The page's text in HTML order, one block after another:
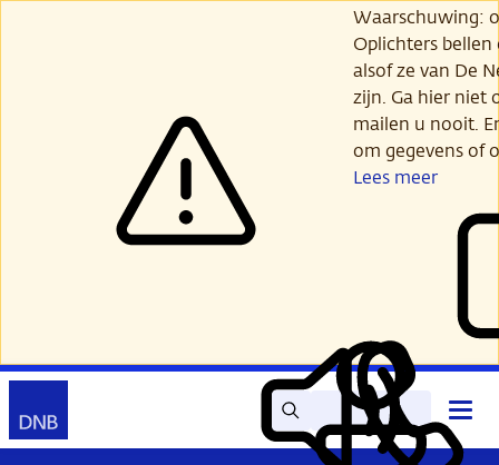
Waarschuwing:
Oplichters
alsof ze van De
zijn. Ga hier niet
mailen u nooit.
om gegevens of
Lees meer
Zoek Lees
voor
Mijn
DNB
Contact